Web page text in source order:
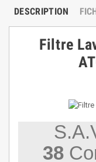
DESCRIPTION
Filtre
38